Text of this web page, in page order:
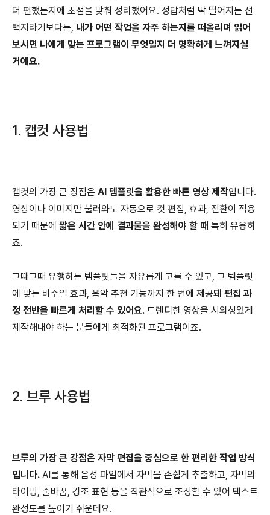
더 편했는지에 초점을 맞춰 정리했어요. 정답처럼 딱 떨어지는 선
택지라기보다는, 내가 어떤 작업을 자주 하는지를 떠올리며 읽어
보시면 나에게 맞는 프로그램이 무엇일지 더 명확하게 느껴지실
거예요.
1. 캡컷 사용법
캡컷의 가장 큰 장점은 AI 템플릿을 활용한 빠른 영상 제작입니다.
영상이나 이미지만 불러와도 자동으로 컷 편집, 효과, 전환이 적용
되기 때문에 짧은 시간 안에 결과물을 완성해야 할 때 특히 유용하
죠.
그때그때 유행하는 템플릿들을 자유롭게 고를 수 있고, 그 템플릿
에 맞는 비주얼 효과, 음악 추천 기능까지 한 번에 제공돼 편집 과
정 전반을 빠르게 처리할 수 있어요. 트렌디한 영상을 시의성있게
제작해내야 하는 분들에게 최적화된 프로그램이죠.
2. 브루 사용법
브루의 가장 큰 강점은 자막 편집을 중심으로 한 편리한 작업 방식
입니다. AI를 통해 음성 파일에서 자막을 손쉽게 추출하고, 자막의
타이밍, 줄바꿈, 강조 표현 등을 직관적으로 조정할 수 있어 텍스트
완성도를 높이기 쉬운데요.